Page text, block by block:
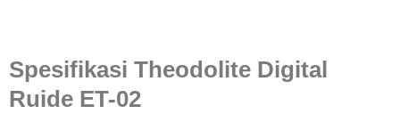
Spesifikasi Theodolite Digital
Ruide ET-02